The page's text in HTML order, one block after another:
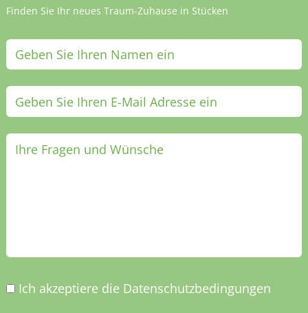
Finden Sie Ihr neues Traum-Zuhause in Stücken
Ich akzeptiere die Datenschutzbedingungen